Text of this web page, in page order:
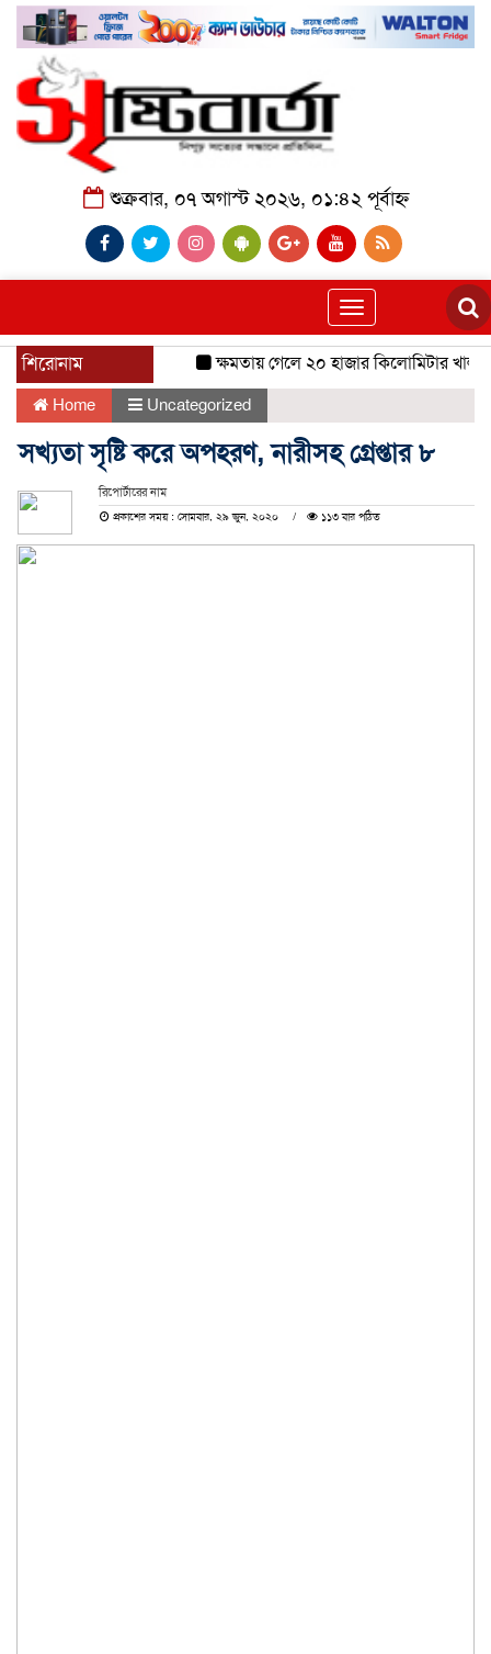
শুক্রবার, ০৭ অগাস্ট ২০২৬, ০১:৪২ পূর্বাহ্ন
Toggle
navigation
শিরোনাম ক্ষমতায় গেলে ২০ হাজার কিলোমিটার খাল
Home Uncategorized
সখ্যতা সৃষ্টি করে অপহরণ, নারীসহ গ্রেপ্তার ৮
রিপোর্টারের নাম
প্রকাশের সময় : সোমবার, ২৯ জুন, ২০২০
১১৩ বার পঠিত